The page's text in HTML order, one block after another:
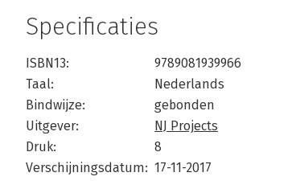
Specificaties
ISBN13:
9789081939966
Taal:
Nederlands
Bindwijze:
gebonden
Uitgever:
NJ Projects
Druk:
8
Verschijningsdatum: 17-11-2017